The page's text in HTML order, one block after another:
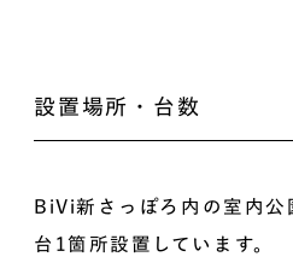
設置場所・台数
BiVi新さっぽろ内の室内
台1箇所設置しています。